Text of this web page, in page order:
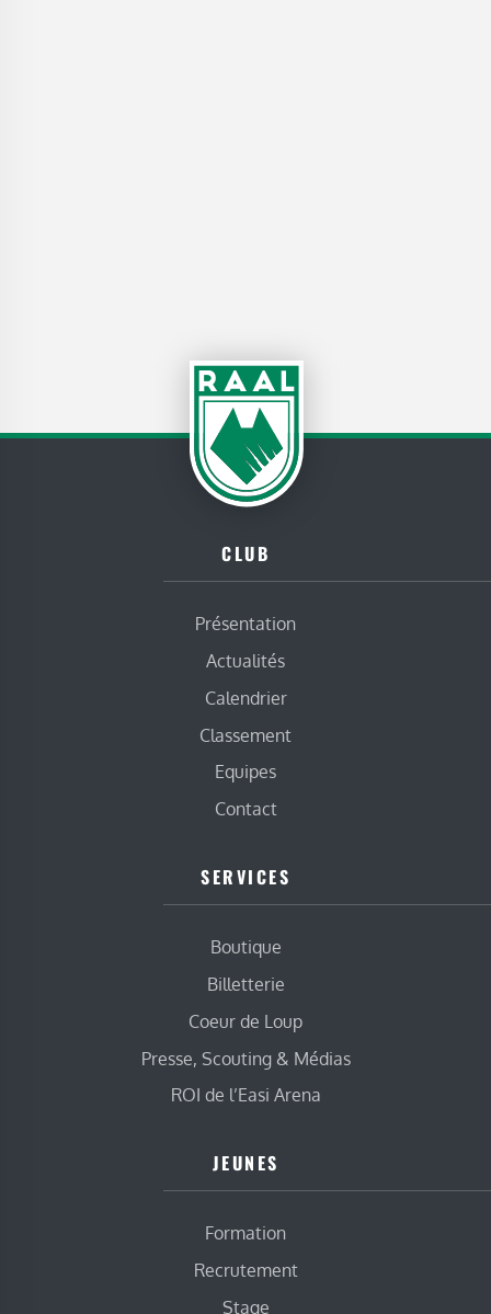
CLUB
Présentation
Actualités
Calendrier
Classement
Equipes
Contact
SERVICES
Boutique
Billetterie
Coeur de Loup
Presse, Scouting & Médias
ROI de l’Easi Arena
JEUNES
Formation
Recrutement
Stage